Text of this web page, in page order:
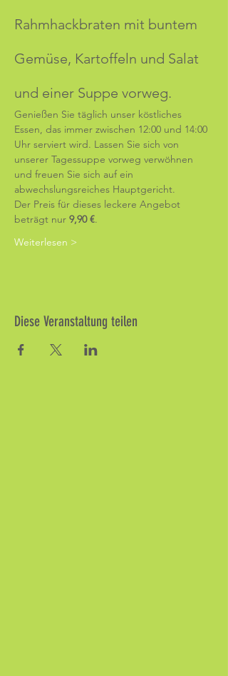
Rahmhackbraten mit buntem
Gemüse, Kartoffeln und Salat
und einer Suppe vorweg.
Genießen Sie täglich unser köstliches
Essen, das immer zwischen 12:00 und 14:00
Uhr serviert wird. Lassen Sie sich von
unserer Tagessuppe vorweg verwöhnen
und freuen Sie sich auf ein
abwechslungsreiches Hauptgericht.
Der Preis für dieses leckere Angebot
beträgt nur 9,90 €.
Weiterlesen >
Diese Veranstaltung teilen